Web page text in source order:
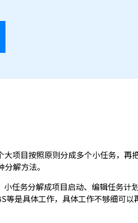
项目按照原则分成多个小任务，再
解方法。
任务分解成项目启动、编辑任务计
是具体工作，具体工作不够细可以